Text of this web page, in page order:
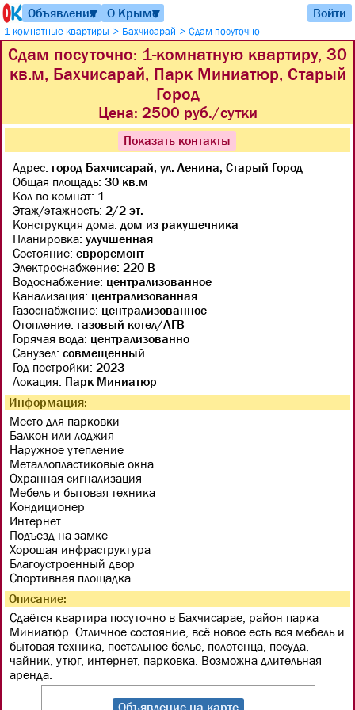
Объявления
▼ О Крыме
▼ Войти
1-комнатные квартиры > Бахчисарай > Сдам посуточно
Сдам посуточно: 1-комнатную квартиру, 30
кв.м, Бахчисарай, Парк Миниатюр, Старый
Город
Цена: 2500 руб./сутки
Показать контакты
Адрес: город Бахчисарай, ул. Ленина, Старый Город
Общая площадь:30 кв.м
Кол-во комнат: 1
Этаж/этажность:2/2 эт.
Конструкция дома:дом из ракушечника
Планировка:улучшенная
Состояние:евроремонт
Электроснабжение:220 В
Водоснабжение: централизованное
Канализация: централизованная
Газоснабжение: централизованное
Отопление: газовый котел/АГВ
Горячая вода: централизованно
Санузел:совмещенный
Год постройки:2023
Локация: Парк Миниатюр
Информация:
Место для парковки
Балкон или лоджия
Наружное утепление
Металлопластиковые окна
Охранная сигнализация
Мебель и бытовая техника
Кондиционер
Интернет
Подъезд на замке
Хорошая инфраструктура
Благоустроенный двор
Спортивная площадка
Описание:
Сдаётся квартира посуточно в Бахчисарае, район парка
Миниатюр. Отличное состояние, всё новое есть вся мебель и
бытовая техника, постельное бельё, полотенца, посуда,
чайник, утюг, интернет, парковка. Возможна длительная
аренда.
Объявление на карте